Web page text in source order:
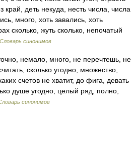
край, деть некуда, несть числа, числа
много, хоть завались, хоть
сколько, жуть сколько, непочатый
Словарь синонимов
немало, много, не перечтешь, не
сколько угодно, множество,
счетов не хватит, до фига, девать
душе угодно, целый ряд, полно,
синонимов